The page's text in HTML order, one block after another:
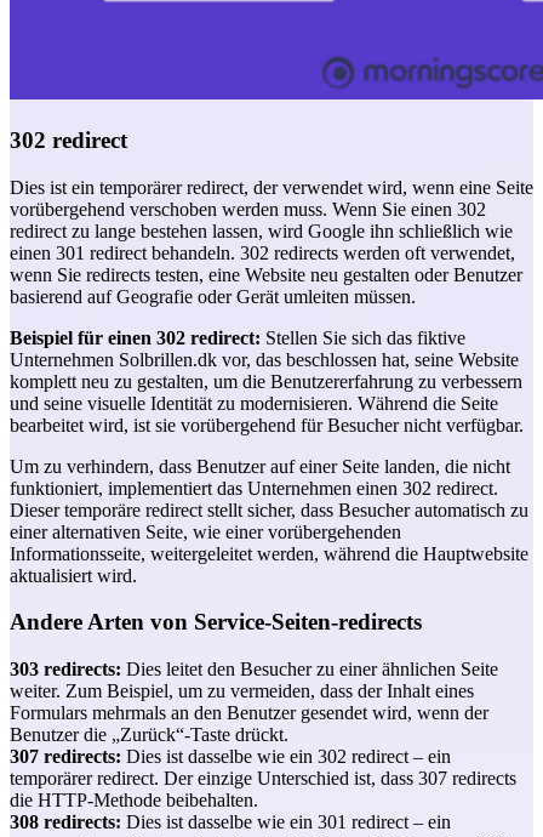
302 redirect
Dies ist ein temporärer redirect, der verwendet wird, wenn eine Seite
vorübergehend verschoben werden muss. Wenn Sie einen 302
redirect zu lange bestehen lassen, wird Google ihn schließlich wie
einen 301 redirect behandeln. 302 redirects werden oft verwendet,
wenn Sie redirects testen, eine Website neu gestalten oder Benutzer
basierend auf Geografie oder Gerät umleiten müssen.
Beispiel für einen 302 redirect: Stellen Sie sich das fiktive
Unternehmen Solbrillen.dk vor, das beschlossen hat, seine Website
komplett neu zu gestalten, um die Benutzererfahrung zu verbessern
und seine visuelle Identität zu modernisieren. Während die Seite
bearbeitet wird, ist sie vorübergehend für Besucher nicht verfügbar.
Um zu verhindern, dass Benutzer auf einer Seite landen, die nicht
funktioniert, implementiert das Unternehmen einen 302 redirect.
Dieser temporäre redirect stellt sicher, dass Besucher automatisch zu
einer alternativen Seite, wie einer vorübergehenden
Informationsseite, weitergeleitet werden, während die Hauptwebsite
aktualisiert wird.
Andere Arten von Service-Seiten-redirects
303 redirects: Dies leitet den Besucher zu einer ähnlichen Seite
weiter. Zum Beispiel, um zu vermeiden, dass der Inhalt eines
Formulars mehrmals an den Benutzer gesendet wird, wenn der
Benutzer die „Zurück“-Taste drückt.
307 redirects: Dies ist dasselbe wie ein 302 redirect – ein
temporärer redirect. Der einzige Unterschied ist, dass 307 redirects
die HTTP-Methode beibehalten.
308 redirects: Dies ist dasselbe wie ein 301 redirect – ein